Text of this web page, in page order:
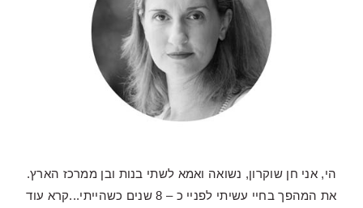
הי, אני חן שוקרון, נשואה ואמא לשתי בנות ובן ממרכז הארץ.
את המהפך בחיי עשיתי לפניי כ – 8 שנים כשהייתי...
קרא עוד